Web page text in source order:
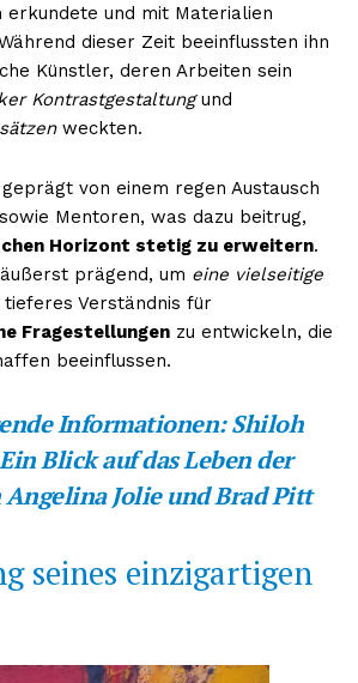
erkundete und mit Materialien
dieser Zeit beeinflussten ihn
Künstler, deren Arbeiten sein
Kontrastgestaltungund
weckten.
von einem regen Austausch
Mentoren, was dazu beitrug,
Horizont stetig zu erweitern.
prägend, um eine vielseitige
Verständnis für
Fragestellungen zu entwickeln, die
beeinflussen.
Informationen:Shiloh
Blick auf das Leben der
Angelina Jolie und Brad Pitt
seines einzigartigen